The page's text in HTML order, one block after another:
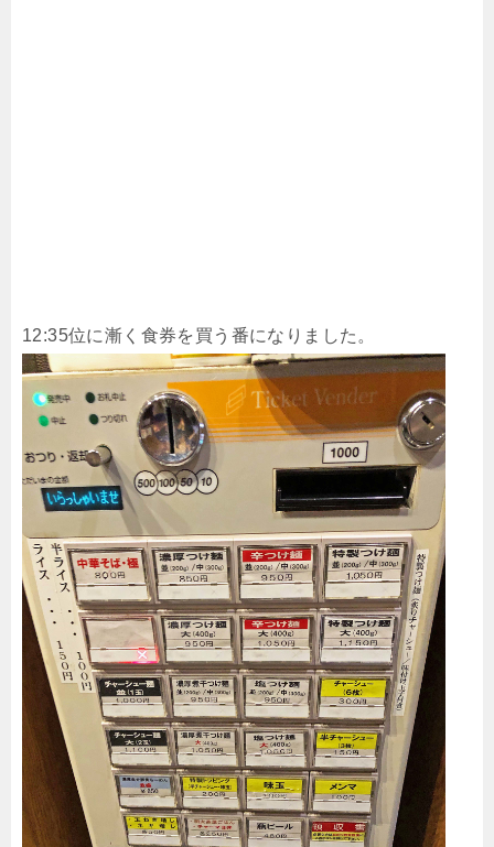
12:35位に漸く食券を買う番になりました。